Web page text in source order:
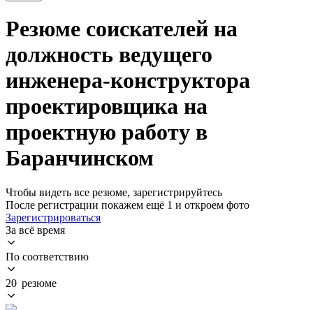
Резюме соискателей на
должность ведущего
инженера-конструктора
проектировщика на
проектную работу в
Баранчинском
Чтобы видеть все резюме, зарегистрируйтесь
После регистрации покажем ещё 1 и откроем фото
Зарегистрироваться
За всё время
По соответствию
20 резюме